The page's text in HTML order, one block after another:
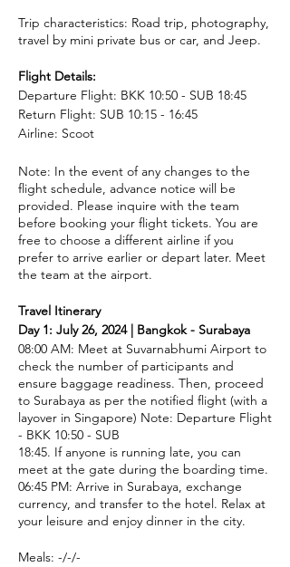
Trip characteristics: Road trip, photography,
travel by mini private bus or car, and Jeep.
Flight Details:
Departure Flight: BKK 10:50 - SUB 18:45
Return Flight: SUB 10:15 - 16:45
Airline: Scoot
Note: In the event of any changes to the
flight schedule, advance notice will be
provided. Please inquire with the team
before booking your flight tickets. You are
free to choose a different airline if you
prefer to arrive earlier or depart later. Meet
the team at the airport.
Travel Itinerary
Day 1: July 26, 2024 | Bangkok - Surabaya
08:00 AM: Meet at Suvarnabhumi Airport to
check the number of participants and
ensure baggage readiness. Then, proceed
to Surabaya as per the notified flight (with a
layover in Singapore) Note: Departure Flight
- BKK 10:50 - SUB
18:45. If anyone is running late, you can
meet at the gate during the boarding time.
06:45 PM: Arrive in Surabaya, exchange
currency, and transfer to the hotel. Relax at
your leisure and enjoy dinner in the city.
Meals: -/-/-